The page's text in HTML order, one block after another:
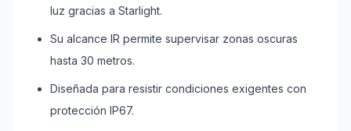
luz gracias a Starlight.
Su alcance IR permite supervisar zonas oscuras
hasta 30 metros.
Diseñada para resistir condiciones exigentes con
protección IP67.